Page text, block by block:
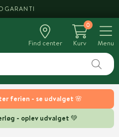
ferien - se udvalget 🌸
- oplev udvalget 💚
Find center
0
Kurv
Menu